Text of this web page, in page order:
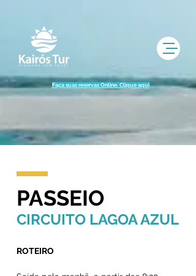
Faça suas reservas Online. Clique aqui
PASSEIO
CIRCUITO LAGOA AZUL
ROTEIRO